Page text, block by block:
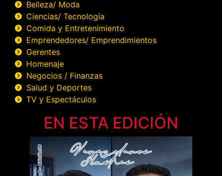
Belleza/ Moda
Ciencias/ Tecnología
Comida y Entretenimiento
Emprendedores/ Emprendimientos
Gerentes
Homenaje
Negocios / Finanzas
Salud y Deportes
TV y Espectáculos
EN ESTA EDICIÓN